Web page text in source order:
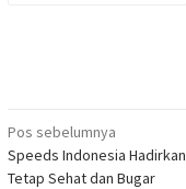
Navigasi
pos
Pos sebelumnya
Speeds Indonesia
Tetap Sehat dan Bugar